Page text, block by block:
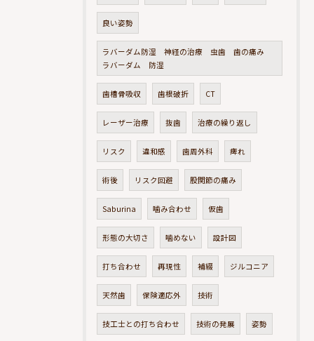
良い姿勢
ラバーダム防湿 神経の治療 虫歯 歯の痛み
ラバーダム 防湿
歯槽骨吸収 歯根破折 CT
レーザー治療 抜歯 治療の繰り返し
リスク 違和感 歯周外科 痺れ
術後 リスク回避 股関節の痛み
Saburina 噛み合わせ 仮歯
形態の大切さ 噛めない 設計図
打ち合わせ 再現性 補綴 ジルコニア
天然歯 保険適応外 技術
技工士との打ち合わせ 技術の発展 姿勢